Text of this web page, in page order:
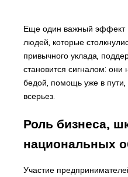
Еще один важный эффект
людей, которые
привычного уклада,
становится сигналом: они
бедой, помощь уже в пути,
всерьез.
Роль бизнеса,
национальных
Участие